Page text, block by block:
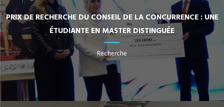
PRIX DE RECHERCHE DU CONSEIL DE LA CONCURRENCE : UNE
ÉTUDIANTE EN MASTER DISTINGUÉE
Recherche